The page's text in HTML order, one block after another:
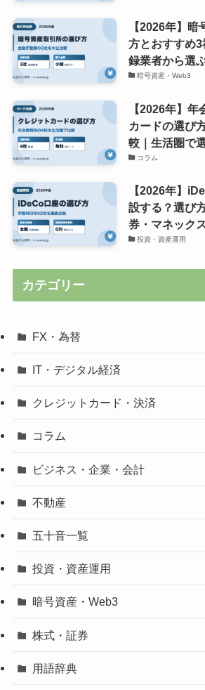
【2026年】
方とおすすめ
録業者から選
暗号資産・Web3
【2026年】年
カードの選び
較｜生活圏で
コラム
【2026年】
設する？選び
券・マネック
投資・資産運用
カテゴリー
FX・為替
IT・デジタル経済
クレジットカード・決済
コラム
ビジネス・企業・会計
不動産
五十音一覧
投資・資産運用
暗号資産・Web3
株式・証券
用語辞典